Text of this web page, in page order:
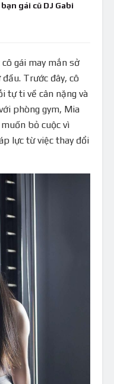
gái cũ DJ Gabi
gái may mắn sở
Trước đây, cô
tự ti về cân nặng và
phòng gym, Mia
bỏ cuộc vì
lực từ việc thay đổi